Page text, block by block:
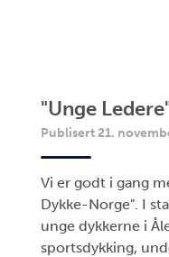
"Unge
Publisert 21.
Vi er godt i gang
Dykke-Norge". I
unge dykkerne i
sportsdykking,